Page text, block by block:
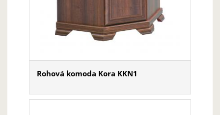
Rohová komoda Kora KKN1